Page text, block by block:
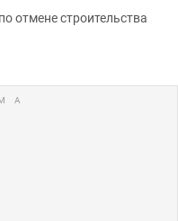
отмене строительства